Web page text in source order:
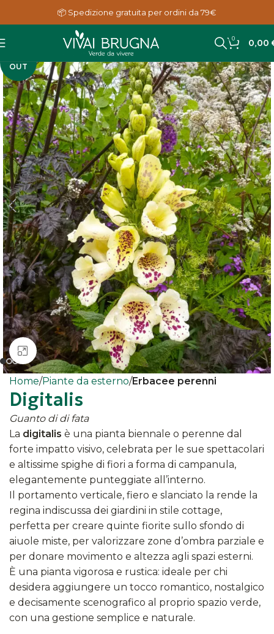
📦 Spedizione gratuita per ordini da 79€
0 0,00
OUT
Clicca per ingrandire
Home Piante da esterno Erbacee perenni
Digitalis
Guanto di di fata
La digitalis è una pianta biennale o perenne dal
forte impatto visivo, celebrata per le sue spettacolari
e altissime spighe di fiori a forma di campanula,
elegantemente punteggiate all’interno.
Il portamento verticale, fiero e slanciato la rende la
regina indiscussa dei giardini in stile cottage,
perfetta per creare quinte fiorite sullo sfondo di
aiuole miste, per valorizzare zone d’ombra parziale e
per donare movimento e altezza agli spazi esterni.
È una pianta vigorosa e rustica: ideale per chi
desidera aggiungere un tocco romantico, nostalgico
e decisamente scenografico al proprio spazio verde,
con una gestione semplice e naturale.